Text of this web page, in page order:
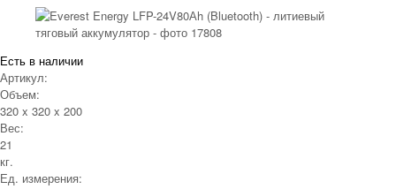
Есть в наличии
Артикул:
Объем:
320 x 320 x 200
Вес:
21
кг.
Ед. измерения: